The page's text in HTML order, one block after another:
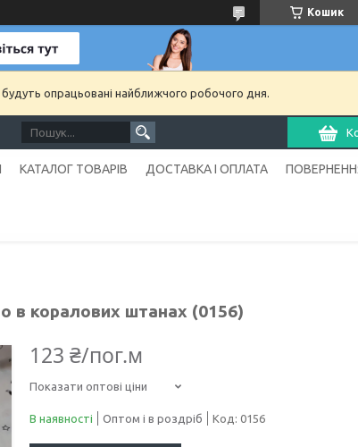
Кошик
опрацьовані найближчого робочого дня.
КАТАЛОГ ТОВАРІВ ДОСТАВКА І ОПЛАТА
в коралових штанах (0156)
123 ₴/пог.м
Показати оптові ціни
В наявності Оптом і в роздріб Код: 0156